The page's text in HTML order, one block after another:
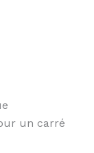
un carré